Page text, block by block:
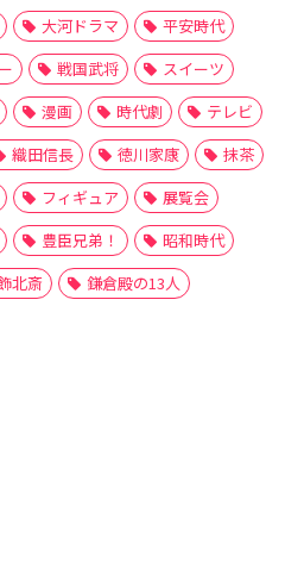
大河ドラマ
平安時代
戦国武将
スイーツ
漫画 時代劇
テレビ
織田信長 徳川家康
抹茶
フィギュア
展覧会
豊臣兄弟！
昭和時代
北斎 鎌倉殿の13人